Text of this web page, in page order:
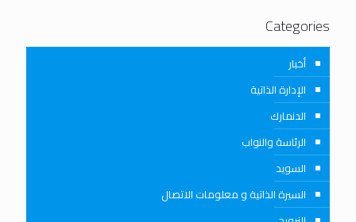
Categories
أخبار
الإدارة الذاتية
الدنمارك
الرئاسة والنواب
السويد
السيرة الذاتية و معلومات الاتصال